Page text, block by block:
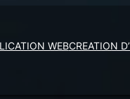
WEBCREATION